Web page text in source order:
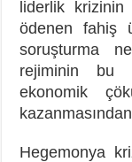
liderlik krizinin
ödenen fahiş
soruşturma
rejiminin bu
ekonomik
Hegemonya